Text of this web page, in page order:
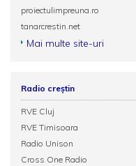
proiectulimpreuna.ro
tanarcrestin.net
Mai multe site-uri
Radio creștin
RVE Cluj
RVE Timisoara
Radio Unison
Cross One Radio